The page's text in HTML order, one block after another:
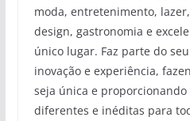
moda, entretenimento,
design, gastronomia e
único lugar. Faz parte do
inovação e experiência,
seja única e
diferentes e inéditas para